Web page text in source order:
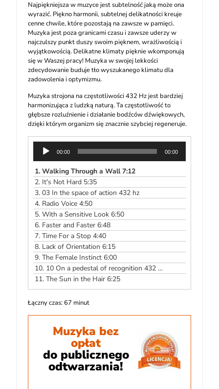
Najpiękniejsza w muzyce jest subtelność jaką może ona
wyrazić. Piękno harmonii, subtelnej delikatności kreuje
cenne chwile, które pozostają na zawsze w pamięci.
Muzyka jest poza granicami czasu i zawsze uderzy w
najczulszy punkt duszy swoim pięknem, wrażliwością i
wyjątkowością. Delikatne klimaty pięknie wkomponują
się w Waszej pracy! Muzyka w swojej lekkości
zdecydowanie buduje tło wyszukanego klimatu dla
zadowolenia i optymizmu.
Muzyka strojona na częstotliwości 432 Hz jest bardziej
harmonizująca z ludzką naturą. Ta częstotliwość to
głębsze rozluźnienie i działanie bodźców dźwiękowych,
dzięki którym organizm się znacznie szybciej regeneruje.
Odtwarzacz
plików
dźwiękowych
00:00 00:00
1.Walking Through a Wall 7:12
2. It's Not Hard 5:35
3.03 In the space of action 432 hz
4. Radio Voice 4:50
5.With a Sensitive Look 6:50
6. Faster and Faster 6:48
7.Time For a Stop 4:40
8. Lack of Orientation 6:15
9.The Female Instinct 6:00
10. 10 On a pedestal of recognition 432 hz
11.The Sun in the Hair 6:25
Łączny czas: 67 minut
Muzyka bez
opłat
do publicznego
odtwarzania!